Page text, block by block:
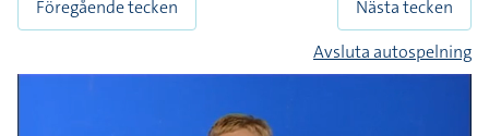
Föregående tecken
Nästa tecken
Avsluta autospelning